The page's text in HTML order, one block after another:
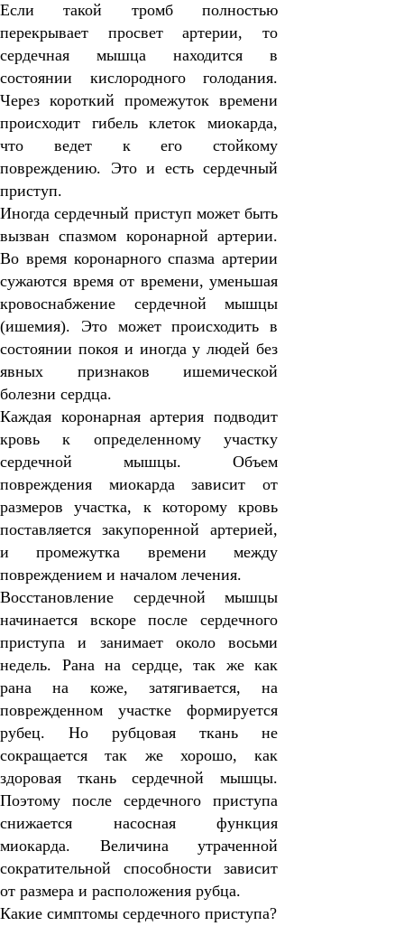
Если такой тромб полностью
перекрывает просвет артерии, то
сердечная мышца находится в
состоянии кислородного голодания.
Через короткий промежуток времени
происходит гибель клеток миокарда,
что ведет к его стойкому
повреждению. Это и есть сердечный
приступ.
Иногда сердечный приступ может быть
вызван спазмом коронарной артерии.
Во время коронарного спазма артерии
сужаются время от времени, уменьшая
кровоснабжение сердечной мышцы
(ишемия). Это может происходить в
состоянии покоя и иногда у людей без
явных признаков ишемической
болезни сердца.
Каждая коронарная артерия подводит
кровь к определенному участку
сердечной мышцы. Объем
повреждения миокарда зависит от
размеров участка, к которому кровь
поставляется закупоренной артерией,
и промежутка времени между
повреждением и началом лечения.
Восстановление сердечной мышцы
начинается вскоре после сердечного
приступа и занимает около восьми
недель. Рана на сердце, так же как
рана на коже, затягивается, на
поврежденном участке формируется
рубец. Но рубцовая ткань не
сокращается так же хорошо, как
здоровая ткань сердечной мышцы.
Поэтому после сердечного приступа
снижается насосная функция
миокарда. Величина утраченной
сократительной способности зависит
от размера и расположения рубца.
Какие симптомы сердечного приступа?